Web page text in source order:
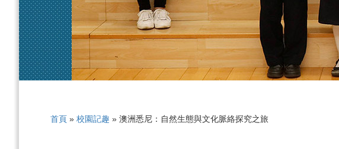
首頁» 校園記趣 » 澳洲悉尼：自然生態與文化脈絡探究之旅